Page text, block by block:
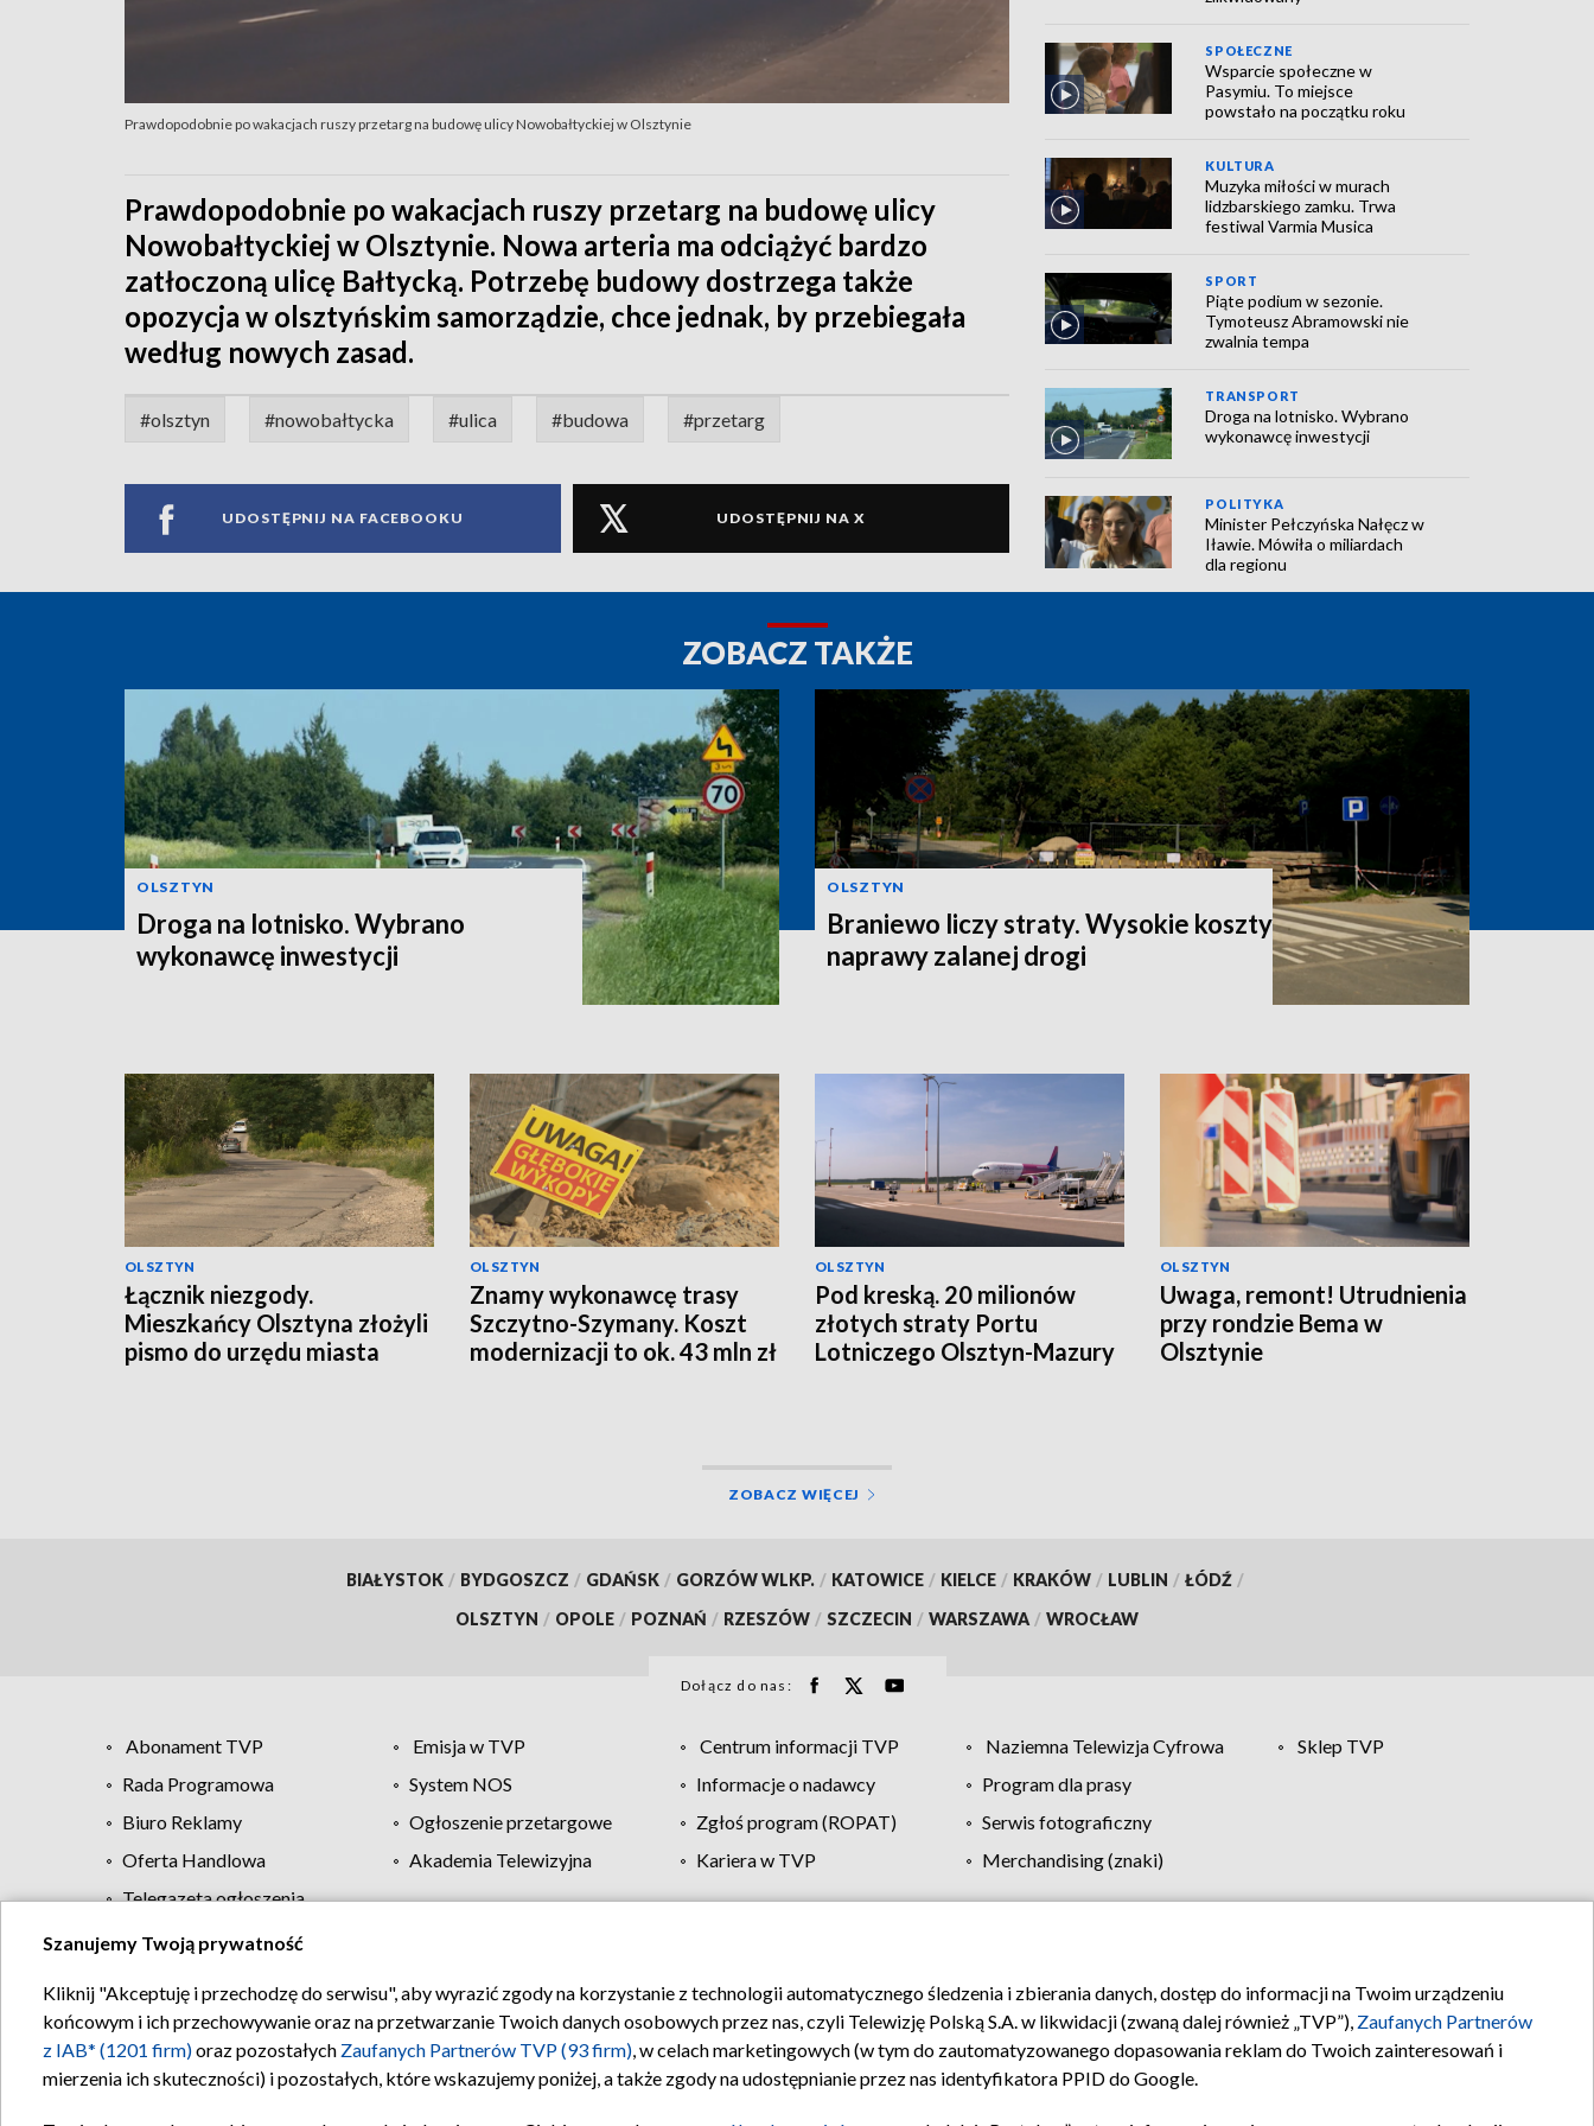
Prawdopodobnie po wakacjach ruszy przetarg na budowę ulicy Nowobałtyckiej w Olsztynie
Prawdopodobnie po wakacjach ruszy przetarg na budowę ulicy
Nowobałtyckiej w Olsztynie. Nowa arteria ma odciążyć bardzo
zatłoczoną ulicę Bałtycką. Potrzebę budowy dostrzega także
opozycja w olsztyńskim samorządzie, chce jednak, by przebiegała
według nowych zasad.
#olsztyn #nowobałtycka #ulica #budowa #przetarg
UDOSTĘPNIJ NA FACEBOOKU UDOSTĘPNIJ NA X
SPOŁECZNE
Wsparcie społeczne w
Pasymiu. To miejsce
powstało na początku roku
KULTURA
Muzyka miłości w murach
lidzbarskiego zamku. Trwa
festiwal Varmia Musica
SPORT
Piąte podium w sezonie.
Tymoteusz Abramowski nie
zwalnia tempa
TRANSPORT
Droga na lotnisko. Wybrano
wykonawcę inwestycji
POLITYKA
Minister Pełczyńska Nałęcz w
Iławie. Mówiła o miliardach
dla regionu
ZOBACZ TAKŻE
OLSZTYN
Droga na lotnisko. Wybrano
wykonawcę inwestycji
OLSZTYN
Braniewo liczy straty. Wysokie koszty
naprawy zalanej drogi
OLSZTYN
Łącznik niezgody.
Mieszkańcy Olsztyna złożyli
pismo do urzędu miasta
OLSZTYN
Znamy wykonawcę trasy
Szczytno-Szymany. Koszt
modernizacji to ok. 43 mln zł
OLSZTYN
Pod kreską. 20 milionów
złotych straty Portu
Lotniczego Olsztyn-Mazury
OLSZTYN
Uwaga, remont! Utrudnienia
przy rondzie Bema w
Olsztynie
ZOBACZ WIĘCEJ
BIAŁYSTOK / BYDGOSZCZ / GDAŃSK / GORZÓW WLKP. / KATOWICE / KIELCE / KRAKÓW / LUBLIN / ŁÓDŹ /
OLSZTYN / OPOLE / POZNAŃ / RZESZÓW / SZCZECIN / WARSZAWA / WROCŁAW
Dołącz do nas:
Abonament TVP Emisja w TVP Centrum informacji TVP Naziemna Telewizja Cyfrowa
Sklep TVP
Rada Programowa
System NOS Informacje o nadawcy
Program dla prasy
Biuro Reklamy
Ogłoszenie przetargowe Zgłoś program (ROPAT)
Serwis fotograficzny
Oferta Handlowa
Akademia Telewizyjna Kariera w TVP
Merchandising (znaki)
Telegazeta ogłoszenia
Regulamin TVP Polityka prywatności Moje zgody Pomoc Biuro reklamy Kontakt
Szanujemy Twoją prywatność
Kliknij "Akceptuję i przechodzę do serwisu", aby wyrazić zgody na korzystanie z technologii automatycznego śledzenia i zbierania danych, dostęp do informacji na Twoim urządzeniu
końcowym i ich przechowywanie oraz na przetwarzanie Twoich danych osobowych przez nas, czyli Telewizję Polską S.A. w likwidacji (zwaną dalej również „TVP”), Zaufanych Partnerów
z IAB* (1201 firm)oraz pozostałych Zaufanych Partnerów TVP (93 firm), w celach marketingowych (w tym do zautomatyzowanego dopasowania reklam do Twoich zainteresowań i
mierzenia ich skuteczności) i pozostałych, które wskazujemy poniżej, a także zgody na udostępnianie przez nas identyfikatora PPID do Google.